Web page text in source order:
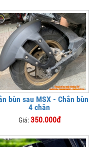
bùn sau MSX - Chắn bùn
4 chân
Giá:350.000đ